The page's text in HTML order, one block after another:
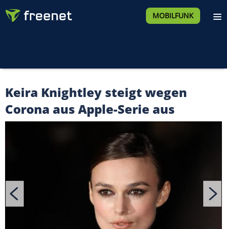
MOBILFUNK
Keira Knightley steigt wegen
Corona aus Apple-Serie aus